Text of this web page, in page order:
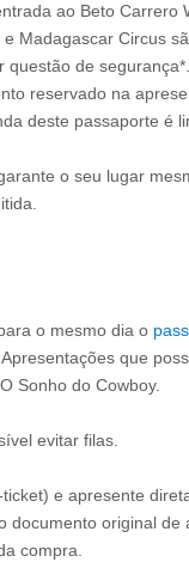
ao Beto Carrero
Madagascar Circus
questão de
reservado na
deste passaporte é
o seu lugar
o mesmo dia o
que
Sonho do Cowboy.
evitar filas.
e apresente
documento original de
compra.